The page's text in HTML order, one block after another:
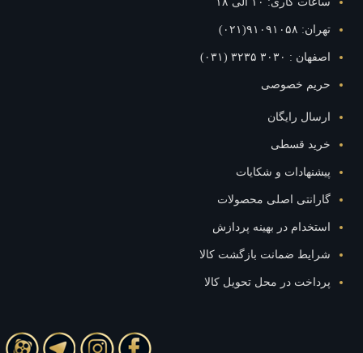
تهران: ۹۱۰۹۱۰۵۸(۰۲۱)
اصفهان : ۳۰۳۰ ۳۲۳۵ (۰۳۱)
حریم خصوصی
ارسال رایگان
خرید قسطی
پیشنهادات و شکایات
گارانتی اصلی محصولات
استخدام در بهینه پردازش
شرایط ضمانت بازگشت کالا
پرداخت در محل تحویل کالا